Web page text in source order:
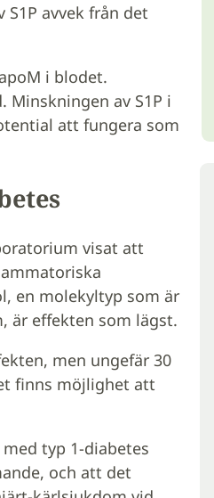
avvek från det
i blodet.
av S1P i
att fungera som
visat att
en molekyltyp som är
är effekten som lägst.
men ungefär 30
finns möjlighet att
typ 1-diabetes
och att det